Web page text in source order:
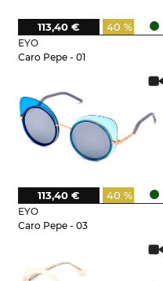
EYO
Caro Pepe - 01
40 %
113,40 €
EYO
Caro Pepe - 03
40 %
113,40 €